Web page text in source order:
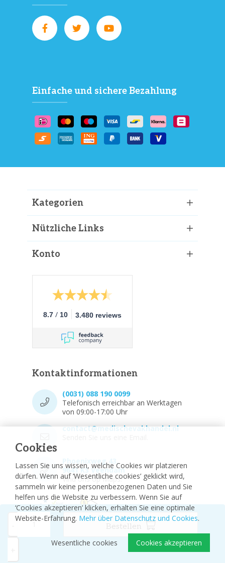
Cookies
Lassen Sie uns wissen, welche Cookies wir platzieren
dürfen. Wenn auf ‘Wesentliche cookies’ geklickt wird,
sammeln wir keine personenbezogenen Daten und Sie
helfen uns die Website zu verbessern. Wenn Sie auf
‘Cookies akzeptieren’ klicken, erhalten Sie eine optimale
Website-Erfahrung. Mehr über Datenschutz und Cookies.
Cookies akzeptieren
Wesentliche cookies
Einfache und sichere Bezahlung
Kategorien
Nützliche Links
Konto
8.7 / 10 3.480 reviews
Kontaktinformationen
(0031) 088 190 0099
Telefonisch erreichbar an Werktagen
von 09:00-17:00 Uhr
contact@medischevakhandel.nl
Phoenixweg 43,
9641 KS Veendam
Vind ons op Maps.
© 2026 - Medizinischer Fachhandel
Sitemap